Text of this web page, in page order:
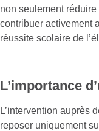
non seulement
contribuer activement
réussite scolaire de
L’importance
L’intervention auprès
reposer uniquement